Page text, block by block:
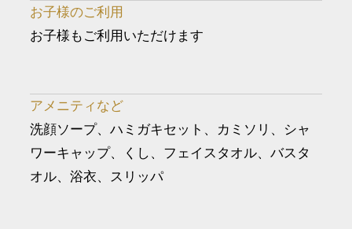
お子様のご利用
お子様もご利用いただけます
アメニティなど
洗顔ソープ、ハミガキセット、カミソリ、シャ
ワーキャップ、くし、フェイスタオル、バスタ
オル、浴衣、スリッパ